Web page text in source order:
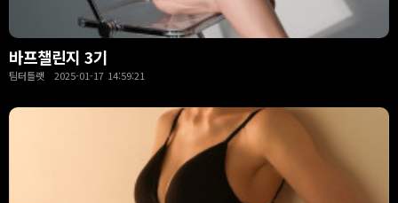
바프챌린지 3기
팀터틀랫 2025-01-17 14:59:21